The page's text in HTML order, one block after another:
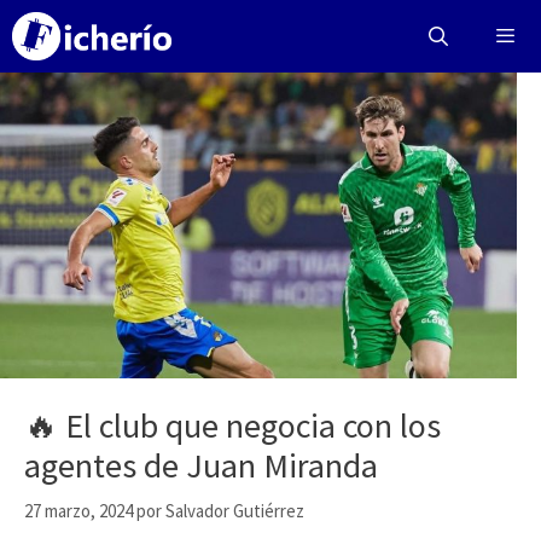
Saltar
contenido
Menú
🔥 El club que negocia con los
agentes de Juan Miranda
27 marzo, 2024porSalvador Gutiérrez